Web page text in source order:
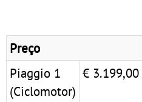
Preço
Piaggio 1
(Ciclomotor)
€ 3.199,00